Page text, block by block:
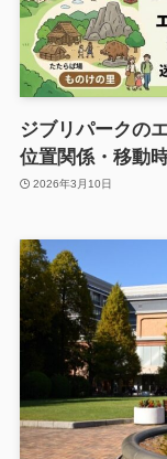
ジブリパークの
位置関係・移動
2026年3月10日